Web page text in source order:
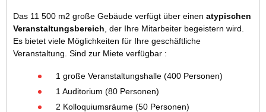
Das 11 500 m2 große Gebäude verfügt über einen atypischen
Veranstaltungsbereich, der Ihre Mitarbeiter begeistern wird.
Es bietet viele Möglichkeiten für Ihre geschäftliche
Veranstaltung. Sind zur Miete verfügbar :
1 große Veranstaltungshalle (400 Personen)
1 Auditorium (80 Personen)
2 Kolloquiumsräume (50 Personen)